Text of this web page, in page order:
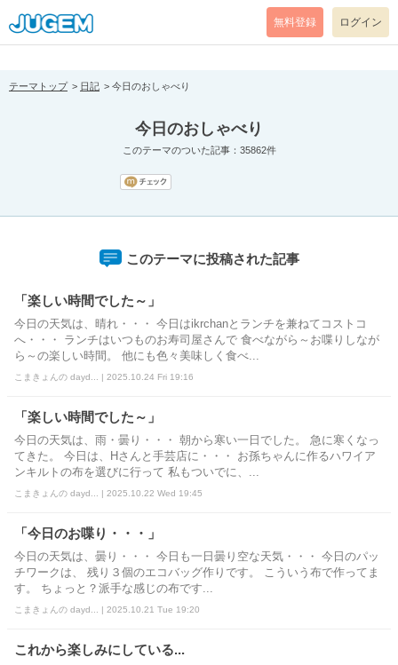
[pear_error: message="Success" code=0 mode=return level=notice
prefix="" info=""]
無料登録 ログイン
テーマトップ 日記 今日のおしゃべり
今日のおしゃべり
このテーマのついた記事：35862件
このテーマに投稿された記事
「楽しい時間でした～」
今日の天気は、晴れ・・・ 今日はikrchanとランチを兼ねてコストコ
へ・・・ ランチはいつものお寿司屋さんで 食べながら～お喋りしなが
ら～の楽しい時間。 他にも色々美味しく食べ...
こまきょんの dayd... | 2025.10.24 Fri 19:16
「楽しい時間でした～」
今日の天気は、雨・曇り・・・ 朝から寒い一日でした。 急に寒くなっ
てきた。 今日は、Hさんと手芸店に・・・ お孫ちゃんに作るハワイア
ンキルトの布を選びに行って 私もついでに、...
こまきょんの dayd... | 2025.10.22 Wed 19:45
「今日のお喋り・・・」
今日の天気は、曇り・・・ 今日も一日曇り空な天気・・・ 今日のパッ
チワークは、 残り３個のエコバッグ作りです。 こういう布で作ってま
す。 ちょっと？派手な感じの布です...
こまきょんの dayd... | 2025.10.21 Tue 19:20
これから楽しみにしている...